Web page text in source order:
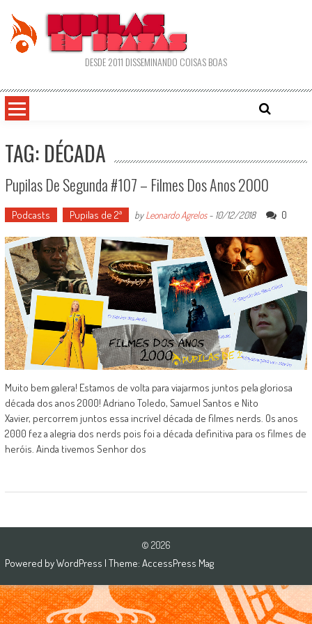
content
DESDE 2011 DISSEMINANDO COISAS BOAS
TAG: DÉCADA
Pupilas De Segunda #107 – Filmes Dos Anos 2000
Podcasts Pupilas de 2ª byLeonardo Agrelos- 10/12/2018 0
Muito bem galera! Estamos de volta para viajarmos juntos pela gloriosa
década dos anos 2000! Adriano Toledo, Samuel Santos e Nito
Xavier, percorrem juntos essa incrível década de filmes nerds. Os anos
2000 fez a alegria dos nerds pois foi a década definitiva para os filmes de
heróis. Ainda tivemos Senhor dos
© 2026
Powered byWordPress | Theme: AccessPress Mag